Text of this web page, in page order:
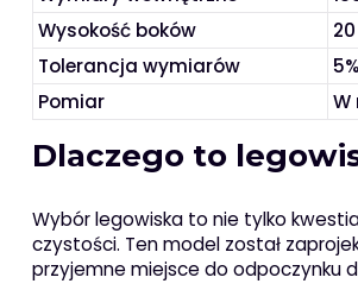
Wysokość boków
Tolerancja wymiarów
5%
Pomiar
W
Dlaczego to
Wybór legowiska to nie tylko
czystości. Ten model został
przyjemne miejsce do odpoczynku